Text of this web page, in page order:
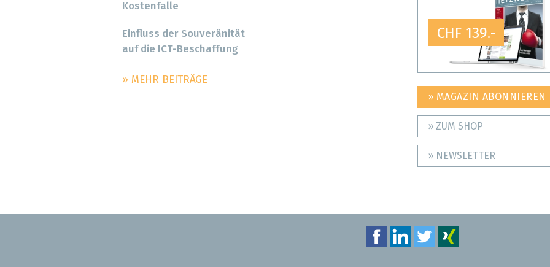
Kostenfalle
Einfluss der Souveränität
auf die ICT-Beschaffung
» MEHR BEITRÄGE
CHF 139.-
» MAGAZIN ABONNIEREN
» ZUM SHOP
» NEWSLETTER